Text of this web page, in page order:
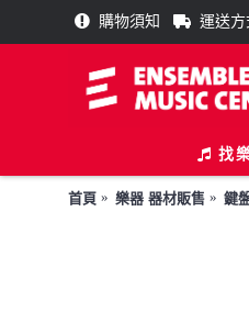
購物須知 運送方
找
首頁 樂器 器材販售 鍵